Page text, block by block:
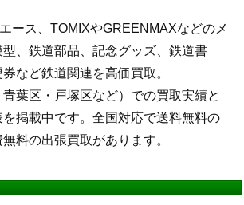
ース、TOMIXやGREENMAXなどのメ
、鉄道部品、記念グッズ、鉄道書
など鉄道関連を高価買取。
葉区・戸塚区など）での買取実績と
掲載中です。全国対応で送料無料の
料の出張買取があります。